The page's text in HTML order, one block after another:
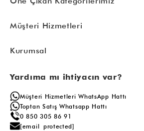
Müşteri Hizmetleri
Kurumsal
Yardıma mı ihtiyacın var?
Müşteri Hizmetleri WhatsApp Hattı
Toptan Satış Whatsapp Hattı
0 850 305 86 91
[email protected]